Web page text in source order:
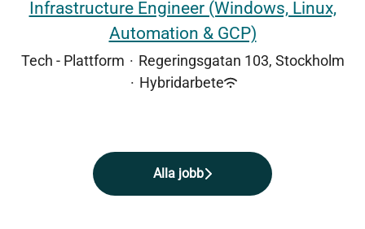
Infrastructure Engineer (Windows, Linux,
Automation & GCP)
Tech - Plattform · Regeringsgatan 103, Stockholm
· Hybridarbete
Alla jobb